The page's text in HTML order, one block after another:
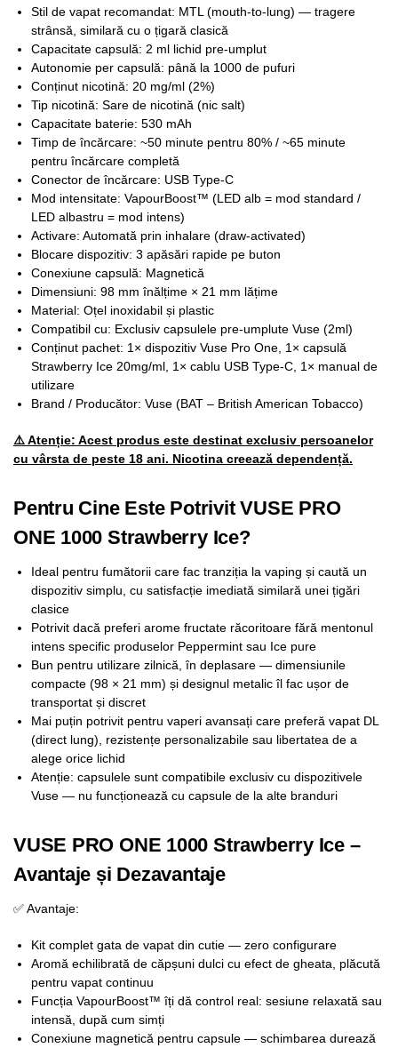
Stil de vapat recomandat: MTL (mouth-to-lung) — tragere
strânsă, similară cu o țigară clasică
Capacitate capsulă: 2 ml lichid pre-umplut
Autonomie per capsulă: până la 1000 de pufuri
Conținut nicotină: 20 mg/ml (2%)
Tip nicotină: Sare de nicotină (nic salt)
Capacitate baterie: 530 mAh
Timp de încărcare: ~50 minute pentru 80% / ~65 minute
pentru încărcare completă
Conector de încărcare: USB Type-C
Mod intensitate: VapourBoost™ (LED alb = mod standard /
LED albastru = mod intens)
Activare: Automată prin inhalare (draw-activated)
Blocare dispozitiv: 3 apăsări rapide pe buton
Conexiune capsulă: Magnetică
Dimensiuni: 98 mm înălțime × 21 mm lățime
Material: Oțel inoxidabil și plastic
Compatibil cu: Exclusiv capsulele pre-umplute Vuse (2ml)
Conținut pachet: 1× dispozitiv Vuse Pro One, 1× capsulă
Strawberry Ice 20mg/ml, 1× cablu USB Type-C, 1× manual de
utilizare
Brand / Producător: Vuse (BAT – British American Tobacco)
⚠️ Atenție: Acest produs este destinat exclusiv persoanelor
cu vârsta de peste 18 ani. Nicotina creează dependență.
Pentru Cine Este Potrivit VUSE PRO
ONE 1000 Strawberry Ice?
Ideal pentru fumătorii care fac tranziția la vaping și caută un
dispozitiv simplu, cu satisfacție imediată similară unei țigări
clasice
Potrivit dacă preferi arome fructate răcoritoare fără mentonul
intens specific produselor Peppermint sau Ice pure
Bun pentru utilizare zilnică, în deplasare — dimensiunile
compacte (98 × 21 mm) și designul metalic îl fac ușor de
transportat și discret
Mai puțin potrivit pentru vaperi avansați care preferă vapat DL
(direct lung), rezistențe personalizabile sau libertatea de a
alege orice lichid
Atenție: capsulele sunt compatibile exclusiv cu dispozitivele
Vuse — nu funcționează cu capsule de la alte branduri
VUSE PRO ONE 1000 Strawberry Ice –
Avantaje și Dezavantaje
✅ Avantaje:
Kit complet gata de vapat din cutie — zero configurare
Aromă echilibrată de căpșuni dulci cu efect de gheata, plăcută
pentru vapat continuu
Funcția VapourBoost™ îți dă control real: sesiune relaxată sau
intensă, după cum simți
Conexiune magnetică pentru capsule — schimbarea durează